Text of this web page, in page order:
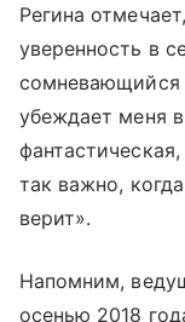
Регина
уверенность в
сомневающийся
убеждает меня
так важно,
верит».
Напомним,
осенью 2018